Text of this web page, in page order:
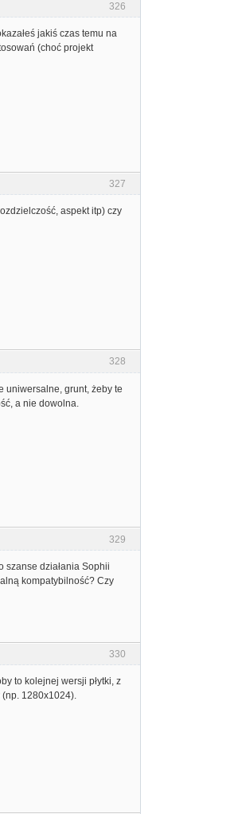
326
jakiś czas temu na
(choć projekt
327
aspekt itp) czy
328
uniwersalne, grunt, żeby te
a nie dowolna.
329
szanse działania Sophii
kompatybilność? Czy
330
to kolejnej wersji płytki, z
(np. 1280x1024).